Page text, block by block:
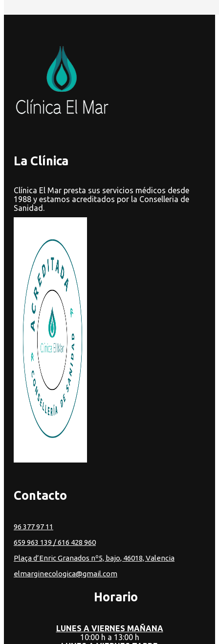
La Clínica
Clínica El Mar presta sus servicios médicos desde
1988 y estamos acreditados por la Conselleria de
Sanidad.
Contacto
96 377 97 11
659 963 139 / 616 428 960
Plaça d’Enric Granados nº5, bajo, 46018, Valencia
elmarginecologica@gmail.com
Horario
LUNES A VIERNES MAÑANA
10:00 h a 13:00 h